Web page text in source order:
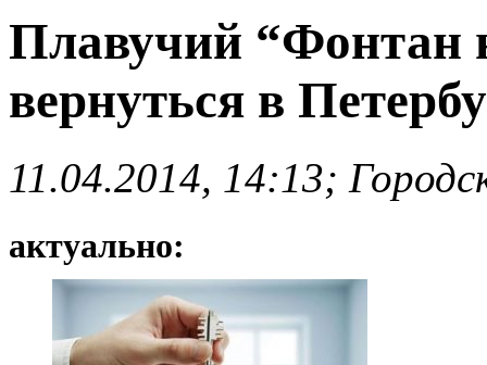
Плавучий “Фонтан
вернуться в
11.04.2014, 14:13;
актуально: